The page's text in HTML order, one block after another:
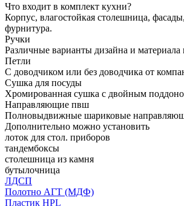
Что входит в комплект кухни?
Корпус, влагостойкая столешница,
фурнитура.
Ручки
Различные варианты дизайна и
Петли
С доводчиком или без доводчика от
Сушка для посуды
Хромированная сушка с двойным
Направляющие пвш
Полновыдвижные шариковые
Дополнительно можно установить
лоток для стол. приборов
тандембоксы
столешница из камня
бутылочница
ЛДСП
Полотно АГТ (МДФ)
Пластик HPL